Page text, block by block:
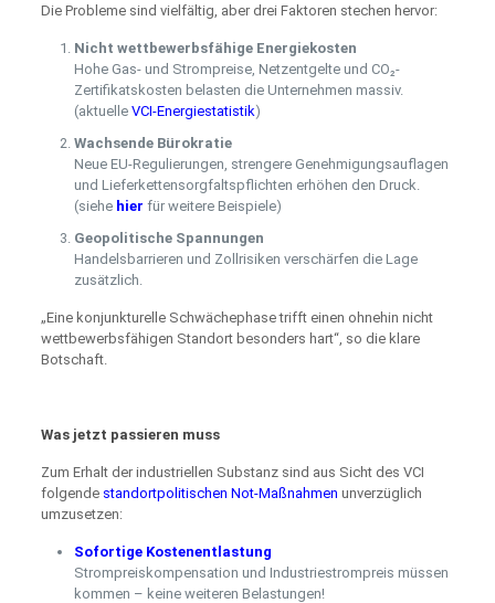
Die Probleme sind vielfältig, aber drei Faktoren stechen hervor:
Nicht wettbewerbsfähige Energiekosten
Hohe Gas- und Strompreise, Netzentgelte und CO₂-
Zertifikatskosten belasten die Unternehmen massiv.
(aktuelle VCI-Energiestatistik)
Wachsende Bürokratie
Neue EU-Regulierungen, strengere Genehmigungsauflagen
und Lieferkettensorgfaltspflichten erhöhen den Druck.
(siehe hier für weitere Beispiele)
Geopolitische Spannungen
Handelsbarrieren und Zollrisiken verschärfen die Lage
zusätzlich.
„Eine konjunkturelle Schwächephase trifft einen ohnehin nicht
wettbewerbsfähigen Standort besonders hart“, so die klare
Botschaft.
Was jetzt passieren muss
Zum Erhalt der industriellen Substanz sind aus Sicht des VCI
folgende standortpolitischen Not-Maßnahmen unverzüglich
umzusetzen:
Sofortige Kostenentlastung
Strompreiskompensation und Industriestrompreis müssen
kommen – keine weiteren Belastungen!